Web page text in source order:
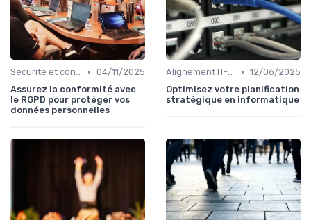
Sécurité et conformité • 04/11/2025
Assurez la conformité avec
le RGPD pour protéger vos
données personnelles
Alignement IT-business • 12/06/2025
Optimisez votre planification
stratégique en informatique